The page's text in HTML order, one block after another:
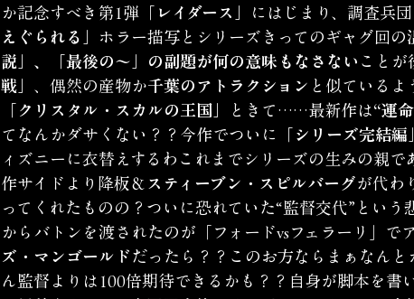
か記念すべき第1弾 「レイダース」 にはじまり、調査兵
えぐられる」
ホラー描写とシリーズきってのギャグ回の
説」、「最後の〜」の副題が何の意味もなさない ことが
戦」 、偶然の産物か千葉のアトラクション と似ているよ
「クリスタル・スカルの王国」
ときて……最新作は“運
てなんかダサくない？？今作でついに
「シリーズ完結編
ィズニーに衣替えするわこれまでシリーズの生みの親で
作サイドより降板＆ スティーブン・スピルバーグが代わ
ってくれたものの？ついに恐れていた“監督交代”とい
からバトンを渡されたのが「フォードvsフェラーリ」で
ズ・マンゴールド だったら？？このお方ならまぁなん
ん監督よりは100倍期待できるかも？？自身が脚本を書